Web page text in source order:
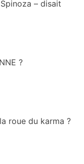
– disait
?
roue du karma ?